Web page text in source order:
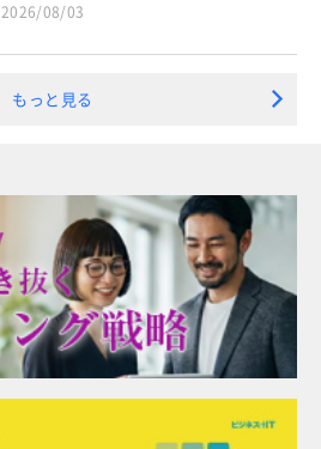
2026/08/03
もっと見る